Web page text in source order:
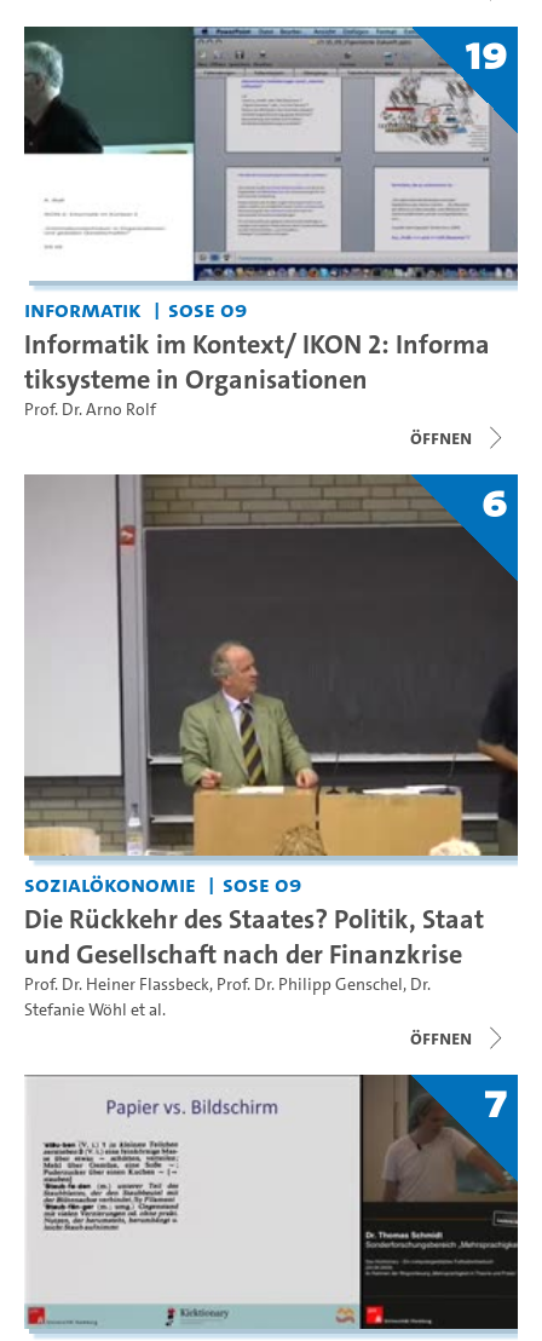
19
Informatik SoSe 09
Informatik im Kontext/ IKON 2: Informa
tiksysteme in Organisationen
Prof. Dr. Arno Rolf
Öffnen
6
Sozialökonomie SoSe 09
Die Rückkehr des Staates? Politik, Staat
und Gesellschaft nach der Finanzkrise
Prof. Dr. Heiner Flassbeck, Prof. Dr. Philipp Genschel, Dr.
Stefanie Wöhl et al.
Öffnen
7